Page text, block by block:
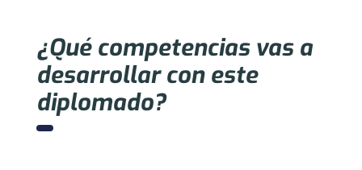
¿Qué competencias vas a
desarrollar con este
diplomado?